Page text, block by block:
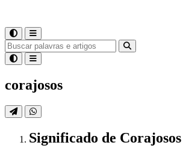
corajosos
Significado de Corajosos